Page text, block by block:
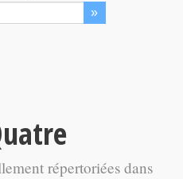
répertoriées dans